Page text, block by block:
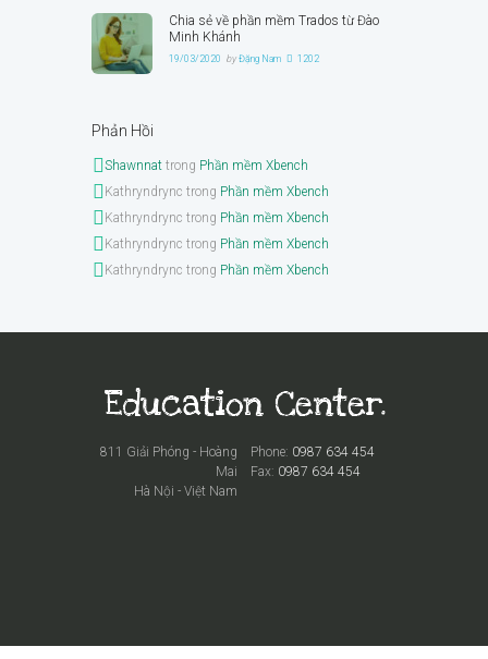
Chia sẻ về phần mềm Trados từ Đào
Minh Khánh
19/03/2020 byĐặng Nam 1202
Phản Hồi
Shawnnat trong Phần mềm Xbench
Kathryndrync trong Phần mềm Xbench
Kathryndrync trong Phần mềm Xbench
Kathryndrync trong Phần mềm Xbench
Kathryndrync trong Phần mềm Xbench
Phone: 0987 634 454
Fax: 0987 634 454
811 Giải Phóng - Hoàng
Mai
Hà Nội - Việt Nam